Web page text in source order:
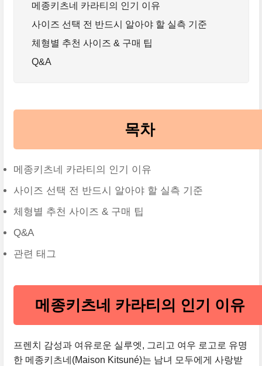
메종키츠네 카라티의 인기 이유
사이즈 선택 전 반드시 알아야 할 실측 기준
체형별 추천 사이즈 & 구매 팁
Q&A
목차
메종키츠네 카라티의 인기 이유
사이즈 선택 전 반드시 알아야 할 실측 기준
체형별 추천 사이즈 & 구매 팁
Q&A
관련 태그
메종키츠네 카라티의 인기 이유
프렌치 감성과 여유로운 실루엣, 그리고 여우 로고로 유명
한 메종키츠네(Maison Kitsuné)는 남녀 모두에게 사랑받